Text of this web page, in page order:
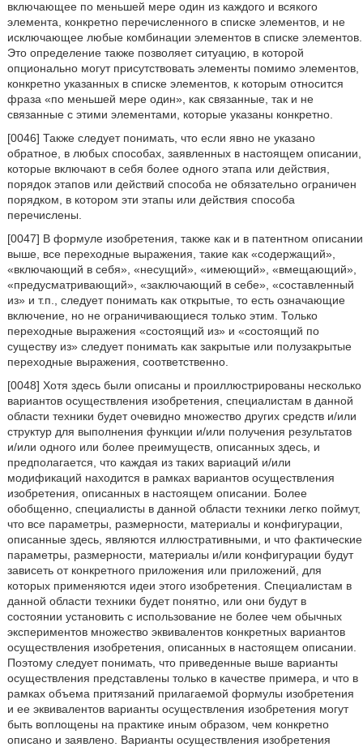
включающее по меньшей мере один из каждого и всякого
элемента, конкретно перечисленного в списке элементов, и не
исключающее любые комбинации элементов в списке элементов.
Это определение также позволяет ситуацию, в которой
опционально могут присутствовать элементы помимо элементов,
конкретно указанных в списке элементов, к которым относится
фраза «по меньшей мере один», как связанные, так и не
связанные с этими элементами, которые указаны конкретно.
[0046] Также следует понимать, что если явно не указано
обратное, в любых способах, заявленных в настоящем описании,
которые включают в себя более одного этапа или действия,
порядок этапов или действий способа не обязательно ограничен
порядком, в котором эти этапы или действия способа
перечислены.
[0047] В формуле изобретения, также как и в патентном описании
выше, все переходные выражения, такие как «содержащий»,
«включающий в себя», «несущий», «имеющий», «вмещающий»,
«предусматривающий», «заключающий в себе», «составленный
из» и т.п., следует понимать как открытые, то есть означающие
включение, но не ограничивающиеся только этим. Только
переходные выражения «состоящий из» и «состоящий по
существу из» следует понимать как закрытые или полузакрытые
переходные выражения, соответственно.
[0048] Хотя здесь были описаны и проиллюстрированы несколько
вариантов осуществления изобретения, специалистам в данной
области техники будет очевидно множество других средств и/или
структур для выполнения функции и/или получения результатов
и/или одного или более преимуществ, описанных здесь, и
предполагается, что каждая из таких вариаций и/или
модификаций находится в рамках вариантов осуществления
изобретения, описанных в настоящем описании. Более
обобщенно, специалисты в данной области техники легко поймут,
что все параметры, размерности, материалы и конфигурации,
описанные здесь, являются иллюстративными, и что фактические
параметры, размерности, материалы и/или конфигурации будут
зависеть от конкретного приложения или приложений, для
которых применяются идеи этого изобретения. Специалистам в
данной области техники будет понятно, или они будут в
состоянии установить с использование не более чем обычных
экспериментов множество эквивалентов конкретных вариантов
осуществления изобретения, описанных в настоящем описании.
Поэтому следует понимать, что приведенные выше варианты
осуществления представлены только в качестве примера, и что в
рамках объема притязаний прилагаемой формулы изобретения
и ее эквивалентов варианты осуществления изобретения могут
быть воплощены на практике иным образом, чем конкретно
описано и заявлено. Варианты осуществления изобретения